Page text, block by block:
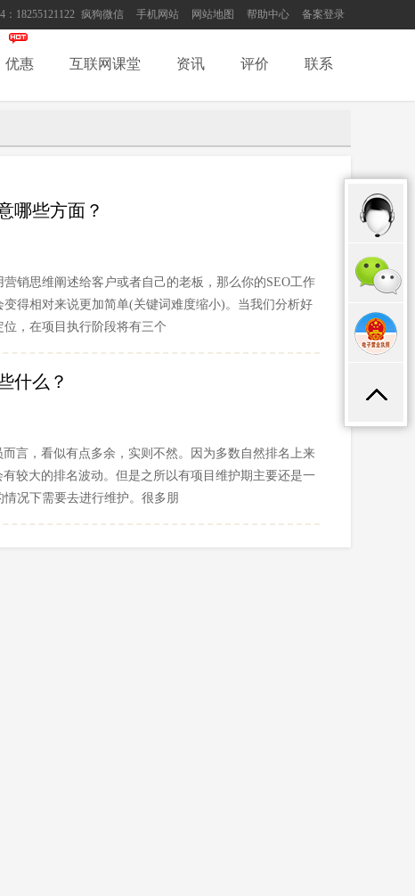
：18255121122 疯狗微信 手机网站 网站地图 帮助中心 备案登录
优惠 互联网课堂 资讯 评价 联系
哪些方面？
销思维阐述给客户或者自己的老板，那么你的SEO工作
得相对来说更加简单(关键词难度缩小)。当我们分析好
，在项目执行阶段将有三个
什么？
言，看似有点多余，实则不然。因为多数自然排名上来
较大的排名波动。但是之所以有项目维护期主要还是一
况下需要去进行维护。很多朋